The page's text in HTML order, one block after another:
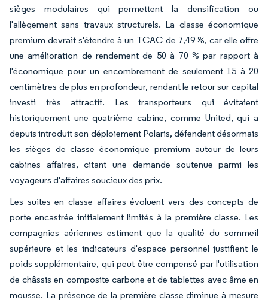
sièges modulaires qui permettent la densification ou
l'allègement sans travaux structurels. La classe économique
premium devrait s'étendre à un TCAC de 7,49 %, car elle offre
une amélioration de rendement de 50 à 70 % par rapport à
l'économique pour un encombrement de seulement 15 à 20
centimètres de plus en profondeur, rendant le retour sur capital
investi très attractif. Les transporteurs qui évitaient
historiquement une quatrième cabine, comme United, qui a
depuis introduit son déploiement Polaris, défendent désormais
les sièges de classe économique premium autour de leurs
cabines affaires, citant une demande soutenue parmi les
voyageurs d'affaires soucieux des prix.
Les suites en classe affaires évoluent vers des concepts de
porte encastrée initialement limités à la première classe. Les
compagnies aériennes estiment que la qualité du sommeil
supérieure et les indicateurs d'espace personnel justifient le
poids supplémentaire, qui peut être compensé par l'utilisation
de châssis en composite carbone et de tablettes avec âme en
mousse. La présence de la première classe diminue à mesure